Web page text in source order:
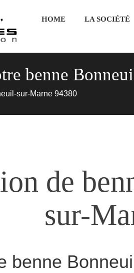
HOME LA SOCIÉTÉ
benne
sur-Marne 94380
de
sur-
benne